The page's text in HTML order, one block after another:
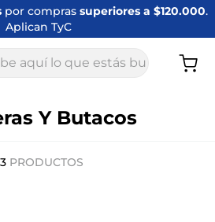
por compras superiores a $120.000.
Aplican TyC
lo que estás buscando
Y Butacos
PRODUCTOS